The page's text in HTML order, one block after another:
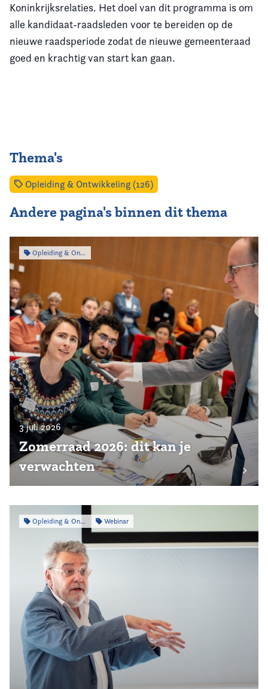
Koninkrijksrelaties. Het doel van dit programma is om
alle kandidaat-raadsleden voor te bereiden op de
nieuwe raadsperiode zodat de nieuwe gemeenteraad
goed en krachtig van start kan gaan.
Thema's
Opleiding & Ontwikkeling (126)
Andere pagina's binnen dit thema
Opleiding & Ontwikkeling
3 juli 2026
Zomerraad 2026: dit kan je
verwachten
Opleiding & Ontwikkeling Webinar